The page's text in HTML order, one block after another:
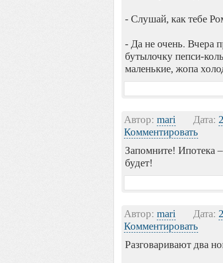
- Слушай, как тебе
- Да не очень. Вчера
бутылочку пепси-
маленькие, жопа
Автор: mari Дата:
Комментировать
Запомните! Ипотека
будет!
Автор: mari Дата:
Комментировать
Разговаривают два